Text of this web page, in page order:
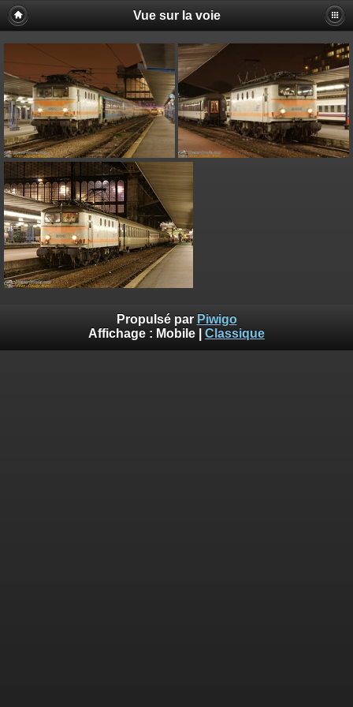
Vue sur la voie
Propulsé par Piwigo
Affichage : Mobile Classique